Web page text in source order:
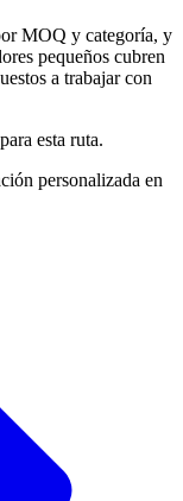
MOQ y categoría, y
pequeños cubren
a trabajar con
esta ruta.
personalizada en